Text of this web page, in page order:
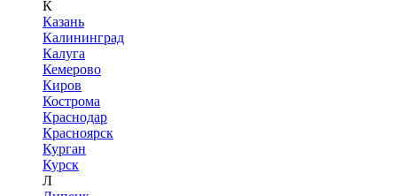
К
Казань
Калининград
Калуга
Кемерово
Киров
Кострома
Краснодар
Красноярск
Курган
Курск
Л